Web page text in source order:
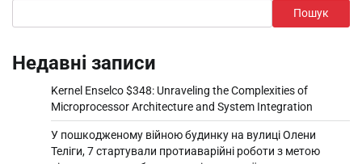
Пошук
Недавні записи
Kernel Enselco $348: Unraveling the Complexities of
Microprocessor Architecture and System Integration
У пошкодженому війною будинку на вулиці Олени
Теліги, 7 стартували протиаварійні роботи з метою